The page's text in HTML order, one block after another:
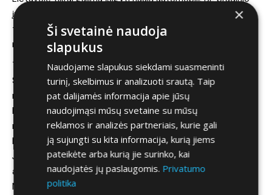
įnašo, kurio mėnesinės įmokos būtų nuo 96 eur. Taigi, ne
tokia jau astronautinė pinigų suma, o automobilis visiškai
naujas.
Taigi, trumpai.
Siekiant padovanoti pirmąjį automobilį savo atžalai jums
nebereikia iškart išleisti kelių tūkstančių eurų.
Naujo automobilio mėnesinė įmoka, tikrai gali būti palyginti
nedidelė.
Neturėsite nenumatytų išlaidų.
Jūsų draudimas bus tikrai pigesnis nei naudoto galingo
automobilio.
Na, ir galų gale, pats svarbiausias dalykas – jis bus daug,
×
Ši svetainė naudoja
slapukus
Naudojame slapukus siekdami suasmeninti
turinį, skelbimus ir analizuoti srautą. Taip
pat dalijamės informacija apie jūsų
naudojimąsi mūsų svetaine su mūsų
reklamos ir analizės partneriais, kurie gali
ją sujungti su kita informacija, kurią jiems
pateikėte arba kurią jie surinko, kai
naudojatės jų paslaugomis. Privatumo
politika